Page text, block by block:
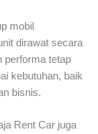
mobil
dirawat secara
performa tetap
kebutuhan, baik
bisnis.
Rent Car juga